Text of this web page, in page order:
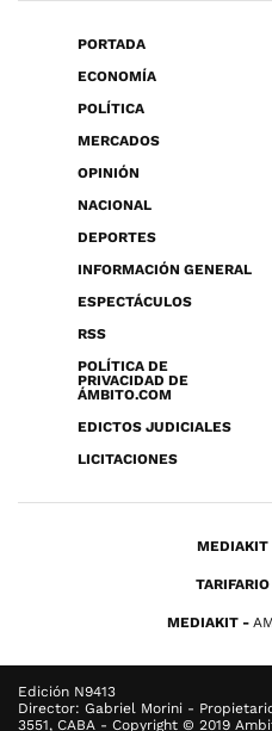
PORTADA
ECONOMÍA
POLÍTICA
MERCADOS
OPINIÓN
NACIONAL
DEPORTES
INFORMACIÓN GENERAL
ESPECTÁCULOS
RSS
POLÍTICA DE
PRIVACIDAD DE
ÁMBITO.COM
EDICTOS JUDICIALES
LICITACIONES
MEDIAKIT
TARIFARIO
MEDIAKIT
Edición N9413
Director: Gabriel Morini -
3551, CABA - Copyright © 2019